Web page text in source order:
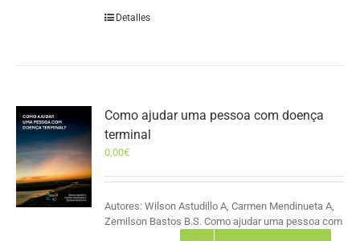
Detalles
Como ajudar uma pessoa com doença
terminal
0,00€
Autores: Wilson Astudillo A, Carmen Mendinueta A,
Zemilson Bastos B.S. Como ajudar uma pessoa com